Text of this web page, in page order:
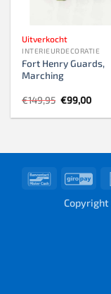
Uitverkocht
INTERIEURDECORATIE
Fort Henry Guards,
Marching
€149,95
prijs
was:
€99,00
is:
Bancontact